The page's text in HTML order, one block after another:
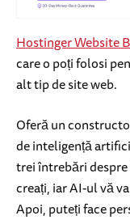
Hostinger Website
care o poți folosi
alt tip de site web.
Oferă un
de inteligență
trei întrebări
creați, iar AI-ul vă
Apoi, puteți face